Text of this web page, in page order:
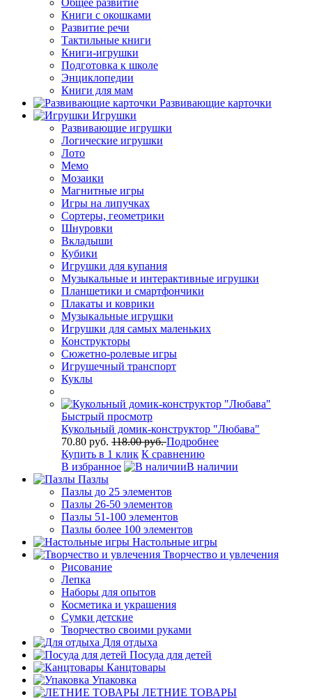
Общее развитие
Книги с окошками
Развитие речи
Тактильные книги
Книги-игрушки
Подготовка к школе
Энциклопедии
Книги для мам
Развивающие карточки
Игрушки
Развивающие игрушки
Логические игрушки
Лото
Мемо
Мозаики
Магнитные игры
Игры на липучках
Сортеры, геометрики
Шнуровки
Вкладыши
Кубики
Игрушки для купания
Музыкальные и интерактивные игрушки
Планшетики и смартфончики
Плакаты и коврики
Музыкальные игрушки
Игрушки для самых маленьких
Конструкторы
Сюжетно-ролевые игры
Игрушечный транспорт
Куклы
Быстрый просмотр
Кукольный домик-конструктор "Любава"
70.80 руб. 118.00 руб.Подробнее
Купить в 1 клик К сравнению
В избранное
В наличии
Пазлы
Пазлы до 25 элементов
Пазлы 26-50 элементов
Пазлы 51-100 элементов
Пазлы более 100 элементов
Настольные игры
Творчество и увлечения
Рисование
Лепка
Наборы для опытов
Косметика и украшения
Сумки детские
Творчество своими руками
Для отдыха
Посуда для детей
Канцтовары
Упаковка
ЛЕТНИЕ ТОВАРЫ